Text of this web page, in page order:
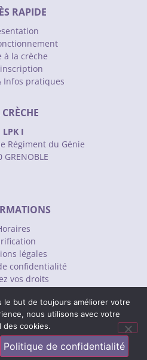
RAPIDE
à la crèche
Infos pratiques
LPK I
Régiment du Génie
GRENOBLE
légales
confidentialité
vos droits
26 10 83
le but de toujours améliorer votre
nous utilisons avec votre
des cookies.
Politique de confidentialité